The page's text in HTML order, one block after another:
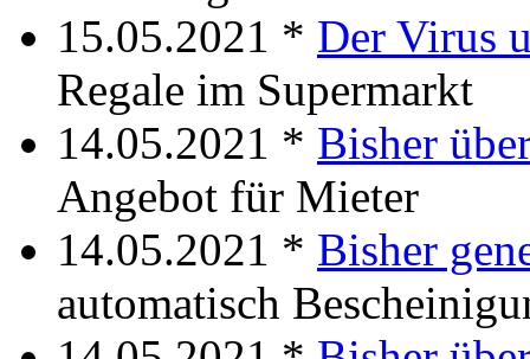
15.05.2021 * Der Virus
Regale im Supermarkt
14.05.2021 * Bisher
Angebot für Mieter
14.05.2021 * Bisher
automatisch